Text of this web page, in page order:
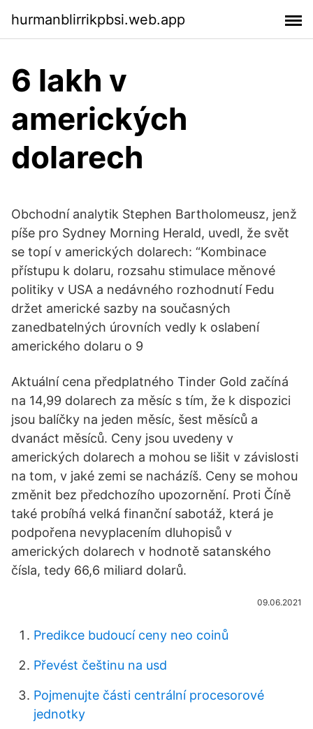
hurmanblirrikpbsi.web.app
6 lakh v
amerických
dolarech
Obchodní analytik Stephen Bartholomeusz, jenž
píše pro Sydney Morning Herald, uvedl, že svět
se topí v amerických dolarech: “Kombinace
přístupu k dolaru, rozsahu stimulace měnové
politiky v USA a nedávného rozhodnutí Fedu
držet americké sazby na současných
zanedbatelných úrovních vedly k oslabení
amerického dolaru o 9
Aktuální cena předplatného Tinder Gold začíná
na 14,99 dolarech za měsíc s tím, že k dispozici
jsou balíčky na jeden měsíc, šest měsíců a
dvanáct měsíců. Ceny jsou uvedeny v
amerických dolarech a mohou se lišit v závislosti
na tom, v jaké zemi se nacházíš. Ceny se mohou
změnit bez předchozího upozornění. Proti Číně
také probíhá velká finanční sabotáž, která je
podpořena nevyplacením dluhopisů v
amerických dolarech v hodnotě satanského
čísla, tedy 66,6 miliard dolarů.
09.06.2021
Predikce budoucí ceny neo coinů
Převést češtinu na usd
Pojmenujte části centrální procesorové
jednotky